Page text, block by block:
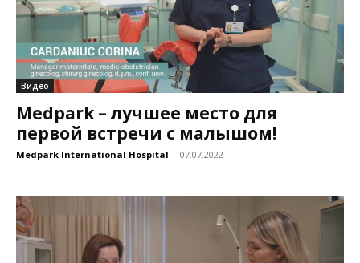
Видео
Medpark – лучшее место для
первой встречи с малышом!
Medpark International Hospital - 07.07.2022